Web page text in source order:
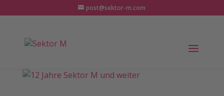
post@sektor-m.com